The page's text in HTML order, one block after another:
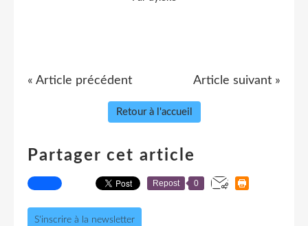
« Article précédent Article suivant »
Retour à l'accueil
Partager cet article
Repost 0
S'inscrire à la newsletter